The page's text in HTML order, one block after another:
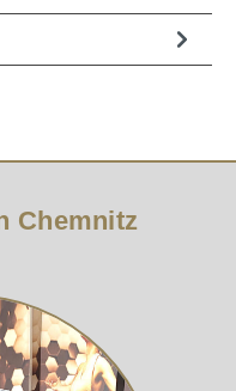
Chemnitz